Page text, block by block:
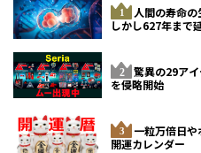
人間の寿命
しかし627年まで
驚異の29ア
を侵略開始
一粒万倍日
開運カレンダー